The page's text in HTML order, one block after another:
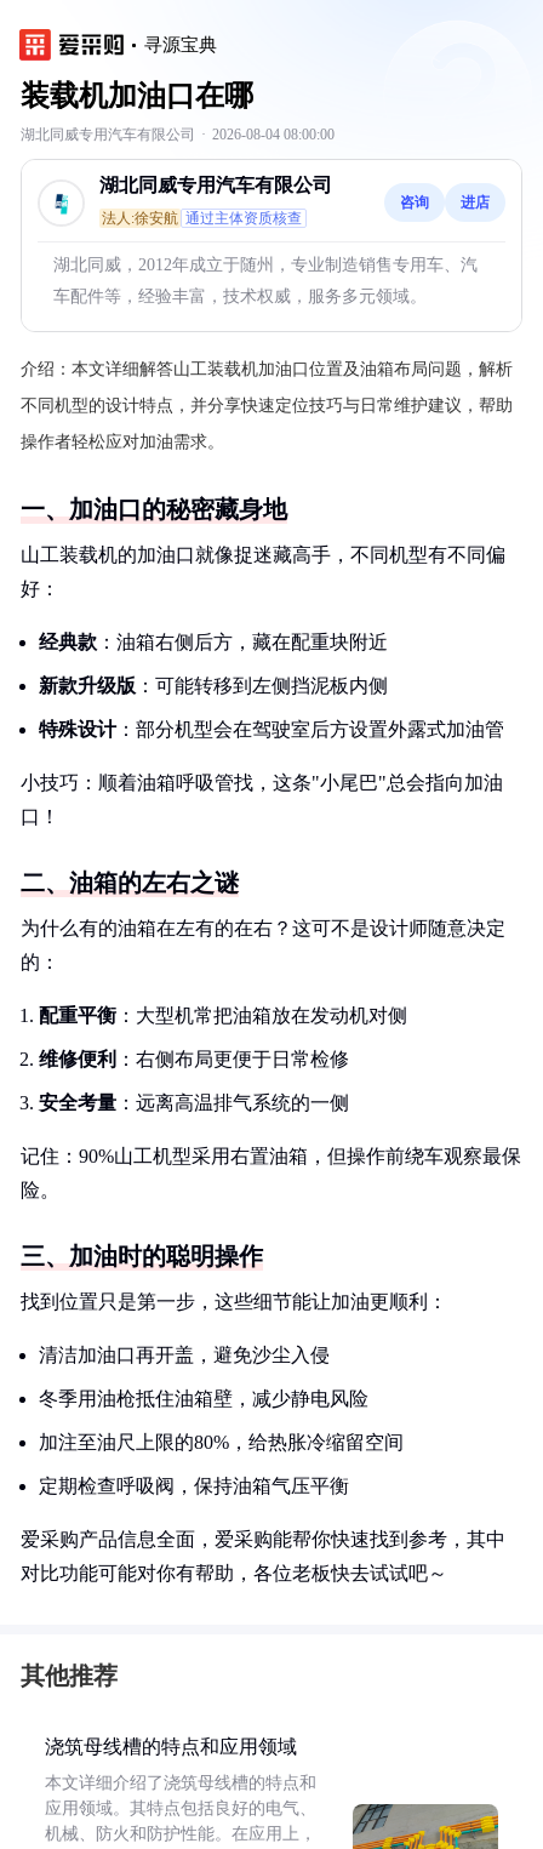
寻源宝典
装载机加油口在哪
湖北同威专用汽车有限公司 · 2026-08-04 08:00:00
湖北同威专用汽车有限公司
法人:徐安航 通过主体资质核查
咨询 进店
湖北同威，2012年成立于随州，专业制造销售专用车、汽
车配件等，经验丰富，技术权威，服务多元领域。
介绍： 本文详细解答山工装载机加油口位置及油箱布局问题，解析
不同机型的设计特点，并分享快速定位技巧与日常维护建议，帮助
操作者轻松应对加油需求。
一、加油口的秘密藏身地
山工装载机的加油口就像捉迷藏高手，不同机型有不同偏
好：
经典款 ：油箱右侧后方，藏在配重块附近
新款升级版 ：可能转移到左侧挡泥板内侧
特殊设计：部分机型会在驾驶室后方设置外露式加油管
小技巧：顺着油箱呼吸管找，这条"小尾巴"总会指向加油
口！
二、油箱的左右之谜
为什么有的油箱在左有的在右？这可不是设计师随意决定
的：
配重平衡 ：大型机常把油箱放在发动机对侧
维修便利 ：右侧布局更便于日常检修
安全考量 ：远离高温排气系统的一侧
记住：90%山工机型采用右置油箱，但操作前绕车观察最保
险。
三、加油时的聪明操作
找到位置只是第一步，这些细节能让加油更顺利：
清洁加油口再开盖，避免沙尘入侵
冬季用油枪抵住油箱壁，减少静电风险
加注至油尺上限的80%，给热胀冷缩留空间
定期检查呼吸阀，保持油箱气压平衡
爱采购产品信息全面，爱采购能帮你快速找到参考，其中
对比功能可能对你有帮助，各位老板快去试试吧～
其他推荐
浇筑母线槽的特点和应用领域
本文详细介绍了浇筑母线槽的特点和
应用领域。其特点包括良好的电气、
机械、防火和防护性能。在应用上，